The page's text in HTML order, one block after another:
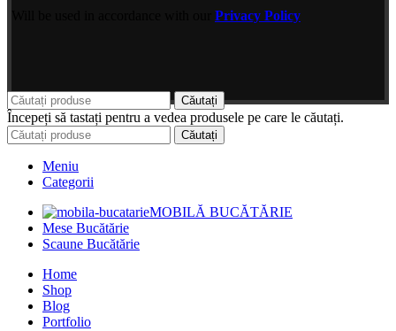
Privacy Policy
Căutați
Începeți să tastați pentru a vedea produsele pe care le căutați.
Căutați
Meniu
Categorii
MOBILĂ BUCĂTĂRIE
Mese Bucătărie
Scaune Bucătărie
Home
Shop
Blog
Portfolio